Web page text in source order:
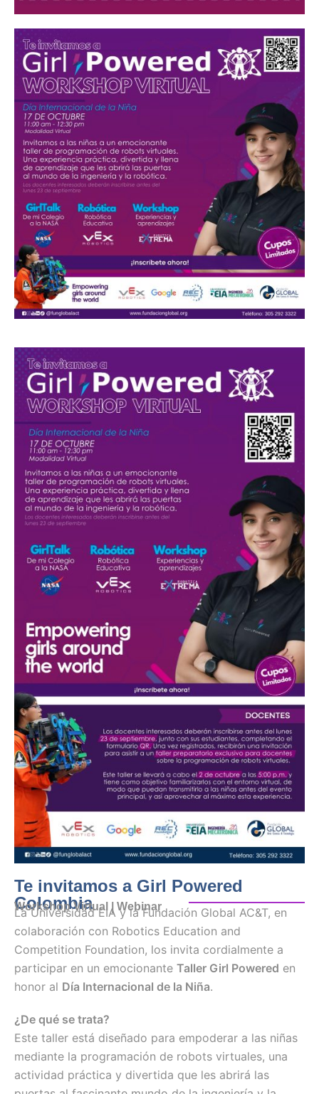
Te invitamos a Girl Powered
Colombia
Workshop Virtual | Webinar
La Universidad EIA y la Fundación Global AC&T, en
colaboración con Robotics Education and
Competition Foundation, los invita cordialmente a
participar en un emocionante Taller Girl Powered en
honor al Día Internacional de la Niña.
¿De qué se trata?
Este taller está diseñado para empoderar a las niñas
mediante la programación de robots virtuales, una
actividad práctica y divertida que les abrirá las